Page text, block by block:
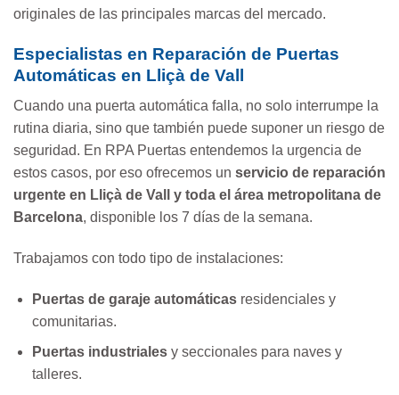
originales de las principales marcas del mercado.
Especialistas en Reparación de Puertas
Automáticas en Lliçà de Vall
Cuando una puerta automática falla, no solo interrumpe la
rutina diaria, sino que también puede suponer un riesgo de
seguridad. En RPA Puertas entendemos la urgencia de
estos casos, por eso ofrecemos un servicio de reparación
urgente en Lliçà de Vall y toda el área metropolitana de
Barcelona, disponible los 7 días de la semana.
Trabajamos con todo tipo de instalaciones:
Puertas de garaje automáticasresidenciales y
comunitarias.
Puertas industrialesy seccionales para naves y
talleres.